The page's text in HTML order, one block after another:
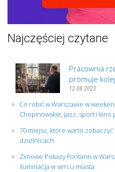
Najczęściej czytane
Pracownia
promuje
12.06.2023
Co robić w Warszawie w
Chopinowskie, jazz, sport i kino
70 miejsc, które warto
dzielnicach
Zimowe Pokazy Fontann w
iluminacja w sercu miasta